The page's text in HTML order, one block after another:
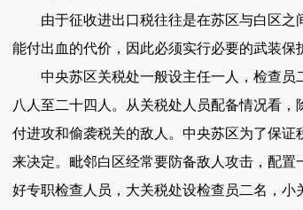
由于征收进出口税往往是在苏区与白区之
能付出血的代价，因此必须实行必要的武装保
中央苏区关税处一般设主任一人，检查员
八人至二十四人。从关税处人员配备情况看
付进攻和偷袭税关的敌人。中央苏区为了保
来决定。毗邻白区经常要防备敌人攻击，配
好专职检查人员，大关税处设检查员二名，